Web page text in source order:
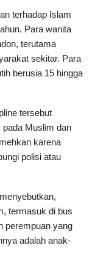
terhadap Islam
Para wanita
terutama
sekitar. Para
berusia 15 hingga
tersebut
pada Muslim dan
karena
polisi atau
termasuk di bus
perempuan yang
adalah anak-